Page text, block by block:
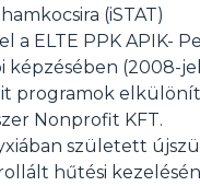
(iSTAT)
a ELTE PPK APIK-
képzésében (2008-
programok
Nonprofit KFT.
született
hűtési